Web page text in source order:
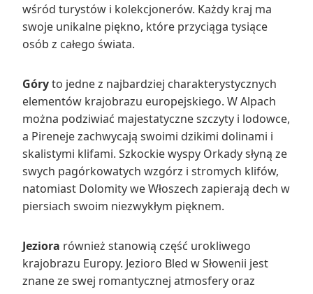
wśród turystów i kolekcjonerów. Każdy kraj ma
swoje unikalne piękno, które przyciąga tysiące
osób z całego świata.
Góryto jedne z najbardziej charakterystycznych
elementów krajobrazu europejskiego. W Alpach
można podziwiać majestatyczne szczyty i lodowce,
a Pireneje zachwycają swoimi dzikimi dolinami i
skalistymi klifami. Szkockie wyspy Orkady słyną ze
swych pagórkowatych wzgórz i stromych klifów,
natomiast Dolomity we Włoszech zapierają dech w
piersiach swoim niezwykłym pięknem.
Jeziora również stanowią część urokliwego
krajobrazu Europy. Jezioro Bled w Słowenii jest
znane ze swej romantycznej atmosfery oraz